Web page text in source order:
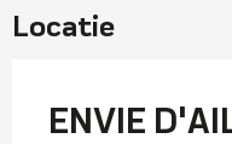
Locatie
ENVIE